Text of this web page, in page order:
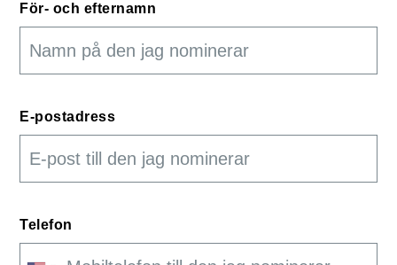
För- och efternamn
E-postadress
Telefon